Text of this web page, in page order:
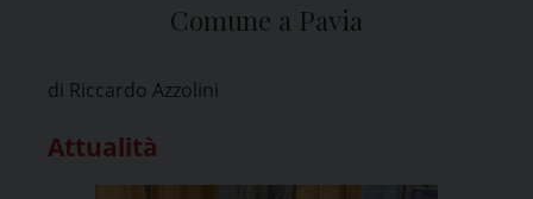
Comune a Pavia
di Riccardo Azzolini
Attualità